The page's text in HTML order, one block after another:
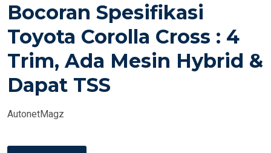
T
D
O
Bocoran Spesifikasi
Toyota Corolla Cross : 4
Trim, Ada Mesin Hybrid &
Dapat TSS
AutonetMagz